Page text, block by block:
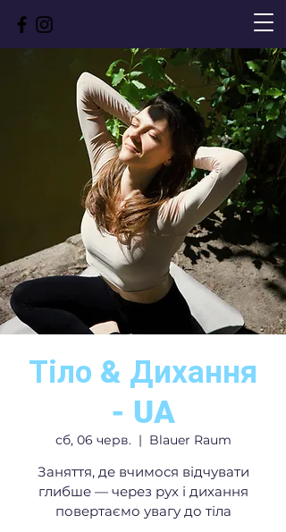
Тіло & Дихання
- UA
сб, 06 черв.
  |
Blauer Raum
Заняття, де вчимося відчувати
глибше — через рух і дихання
повертаємо увагу до тіла